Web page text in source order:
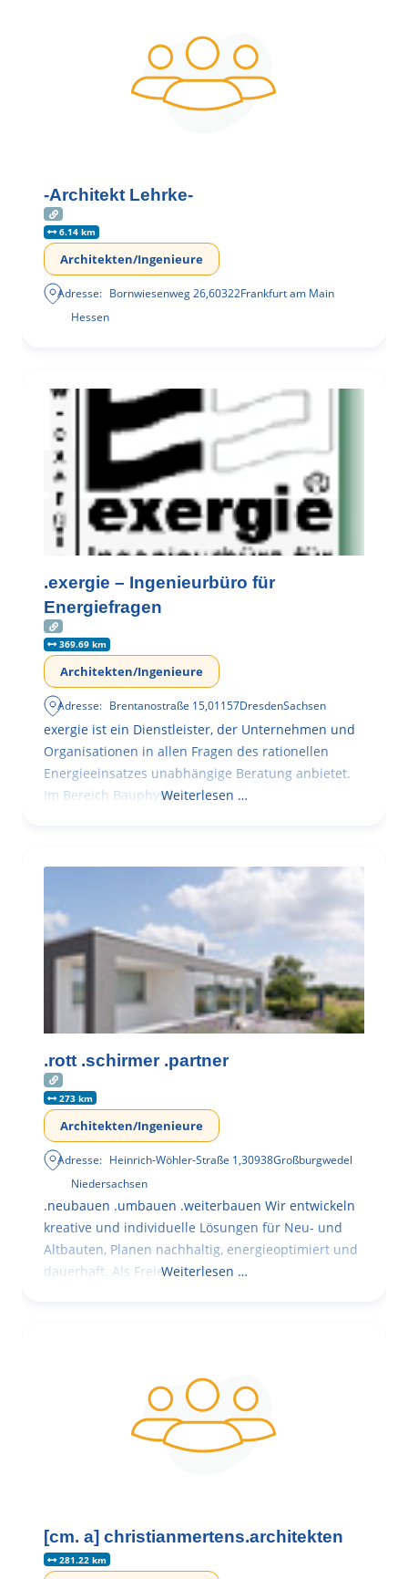
-Architekt Lehrke-
6.14 km
Architekten/Ingenieure
Adresse: Bornwiesenweg 26,60322Frankfurt am Main
Hessen
.exergie – Ingenieurbüro für
Energiefragen
369.69 km
Architekten/Ingenieure
Adresse: Brentanostraße 15,01157DresdenSachsen
exergie ist ein Dienstleister, der Unternehmen und
Organisationen in allen Fragen des rationellen
Energieeinsatzes unabhängige Beratung anbietet.
Im Bereich BauphysikWeiterlesen …
.rott .schirmer .partner
273 km
Architekten/Ingenieure
Adresse: Heinrich-Wöhler-Straße 1,30938Großburgwedel
Niedersachsen
.neubauen .umbauen .weiterbauen Wir entwickeln
kreative und individuelle Lösungen für Neu- und
Altbauten, Planen nachhaltig, energieoptimiert und
dauerhaft. Als FreieWeiterlesen …
[cm. a] christianmertens.architekten
281.22 km